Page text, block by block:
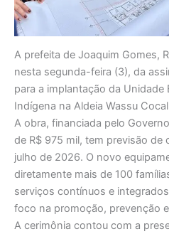
A prefeita de Joaquim Gomes,
nesta segunda-feira (3), da
para a implantação da Unidade
Indígena na Aldeia Wassu
A obra, financiada pelo
de R$ 975 mil, tem previsão de
julho de 2026. O novo
diretamente mais de 100
serviços contínuos e
foco na promoção, prevenção
A cerimônia contou com a